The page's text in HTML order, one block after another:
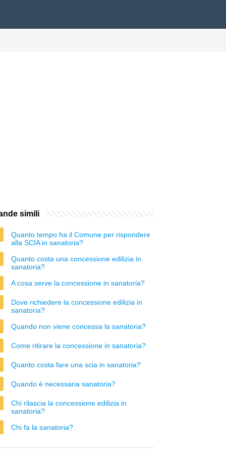
simili
Quanto tempo ha il Comune per rispondere
alla SCIA in sanatoria?
Quanto costa una concessione edilizia in
sanatoria?
A cosa serve la concessione in sanatoria?
Dove richiedere la concessione edilizia in
sanatoria?
Quando non viene concessa la sanatoria?
Come ritirare la concessione in sanatoria?
Quanto costa fare una scia in sanatoria?
Quando è necessaria sanatoria?
Chi rilascia la concessione edilizia in
sanatoria?
Chi fa la sanatoria?